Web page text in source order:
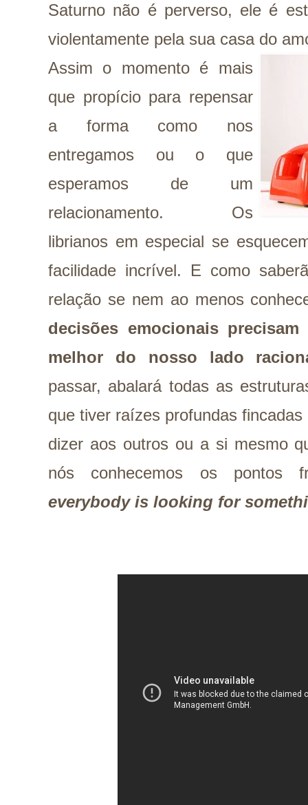
Saturno não é perverso, ele é
violentamente pela sua casa do
Assim o momento é mais
que propício para repensar
a forma como nos
entregamos ou o que
esperamos de um
relacionamento. Os
librianos em especial se
facilidade incrível. E como
relação se nem ao menos
decisões emocionais
melhor do nosso lado
passar, abalará todas as
que tiver raízes profundas
dizer aos outros ou a si mesmo
nós conhecemos os pontos
everybody is looking for